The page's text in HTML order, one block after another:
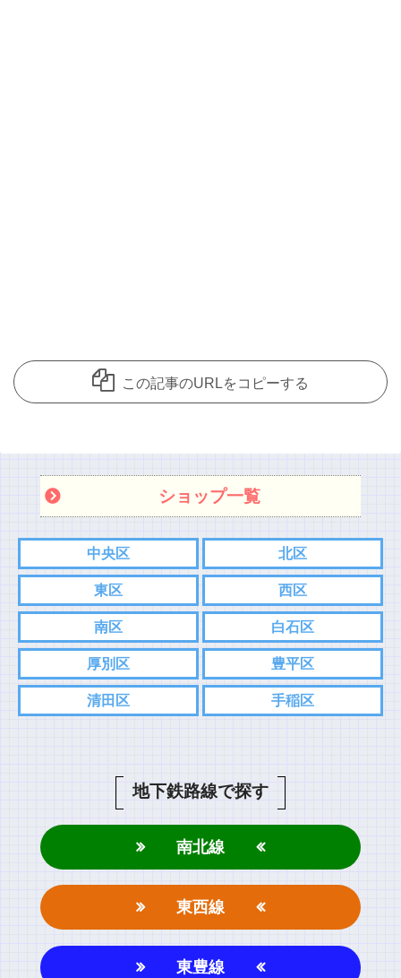
この記事のURLをコピーする
ショップ一覧
中央区 北区
東区 西区
南区 白石区
厚別区 豊平区
清田区 手稲区
地下鉄路線で探す
南北線
東西線
東豊線